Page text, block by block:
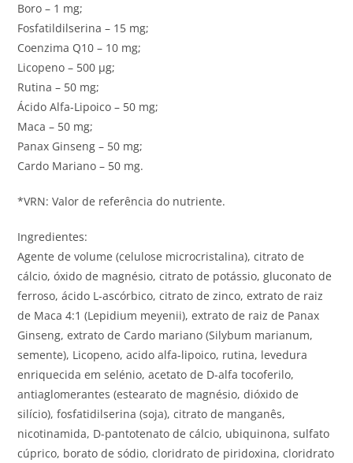
Boro – 1 mg;
Fosfatildilserina – 15 mg;
Coenzima Q10 – 10 mg;
Licopeno – 500 µg;
Rutina – 50 mg;
Ácido Alfa-Lipoico – 50 mg;
Maca – 50 mg;
Panax Ginseng – 50 mg;
Cardo Mariano – 50 mg.
*VRN: Valor de referência do nutriente.
Ingredientes:
Agente de volume (celulose microcristalina), citrato de
cálcio, óxido de magnésio, citrato de potássio, gluconato de
ferroso, ácido L-ascórbico, citrato de zinco, extrato de raiz
de Maca 4:1 (Lepidium meyenii), extrato de raiz de Panax
Ginseng, extrato de Cardo mariano (Silybum marianum,
semente), Licopeno, acido alfa-lipoico, rutina, levedura
enriquecida em selénio, acetato de D-alfa tocoferilo,
antiaglomerantes (estearato de magnésio, dióxido de
silício), fosfatidilserina (soja), citrato de manganês,
nicotinamida, D-pantotenato de cálcio, ubiquinona, sulfato
cúprico, borato de sódio, cloridrato de piridoxina, cloridrato